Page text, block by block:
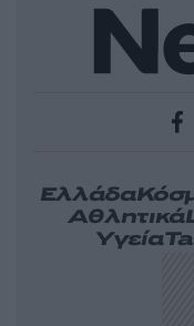
Ελλάδα
Αθλητικά
Υγεία